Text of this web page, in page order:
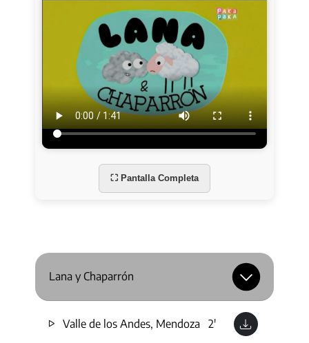
⛶ Pantalla Completa
Lana y Chaparrón
Valle de los Andes, Mendoza 2'